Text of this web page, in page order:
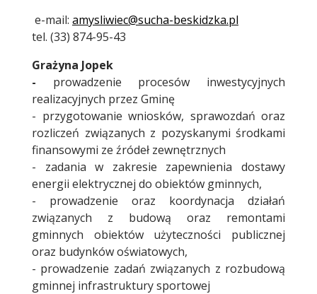
e-mail: amysliwiec@sucha-beskidzka.pl
tel. (33) 874-95-43
Grażyna Jopek
- prowadzenie procesów inwestycyjnych
realizacyjnych przez Gminę
- przygotowanie wniosków, sprawozdań oraz
rozliczeń związanych z pozyskanymi środkami
finansowymi ze źródeł zewnętrznych
- zadania w zakresie zapewnienia dostawy
energii elektrycznej do obiektów gminnych,
- prowadzenie oraz koordynacja działań
związanych z budową oraz remontami
gminnych obiektów użyteczności publicznej
oraz budynków oświatowych,
- prowadzenie zadań związanych z rozbudową
gminnej infrastruktury sportowej